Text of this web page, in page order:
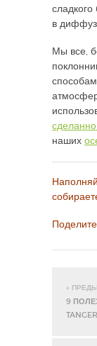
в
Мы все,
наших
«
9